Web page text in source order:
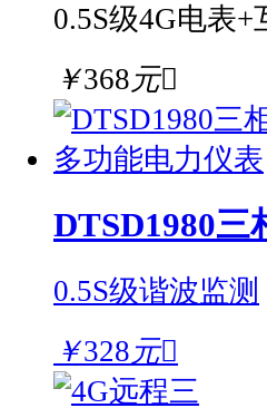
0.5S级4G电表+
￥368 元
DTSD1980三
0.5S级谐波监测
￥328 元